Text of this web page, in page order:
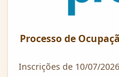
Processo de
Inscrições de 10/07/